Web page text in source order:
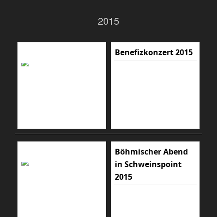
2015
Benefizkonzert 2015
Böhmischer Abend
in Schweinspoint
2015